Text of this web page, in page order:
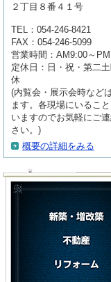
２丁目８番４１号
TEL：054-246-8421
FAX：054-246-5099
営業時間：AM9:00～
定休日：日・祝・第二
休
(内覧会・展示会時など
ます。各現場にいるこ
いますのでお気軽にご
さい。)
概要の詳細をみる